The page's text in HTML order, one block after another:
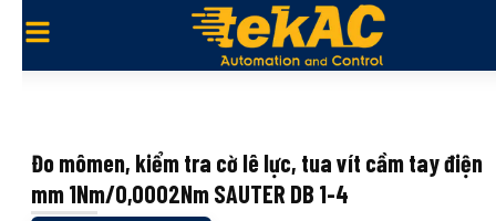
Đo mômen, kiểm tra cờ lê lực, tua vít cầm tay điện
mm 1Nm/0,0002Nm SAUTER DB 1-4